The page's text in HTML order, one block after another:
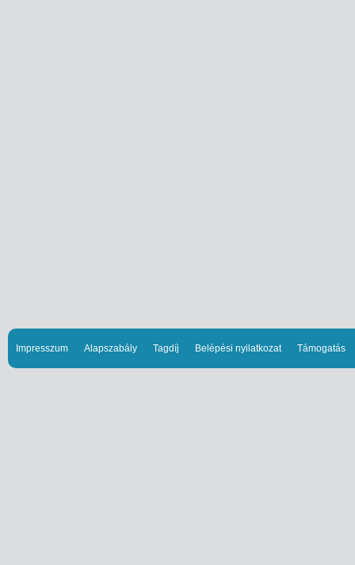
Impresszum Alapszabály Tagdíj Belépési nyilatkozat Támogatás